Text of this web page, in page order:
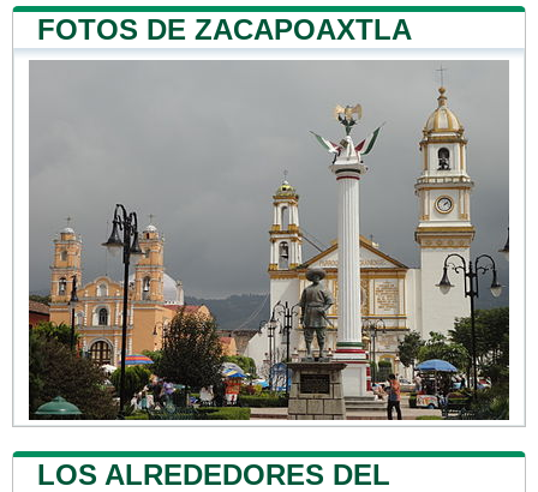
FOTOS DE ZACAPOAXTLA
LOS ALREDEDORES DEL